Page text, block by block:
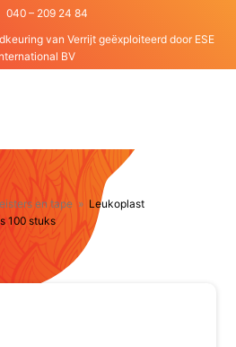
040 – 209 24 84
van Verrijt geëxploiteerd door ESE
BV
en tape » Leukoplast
100 stuks